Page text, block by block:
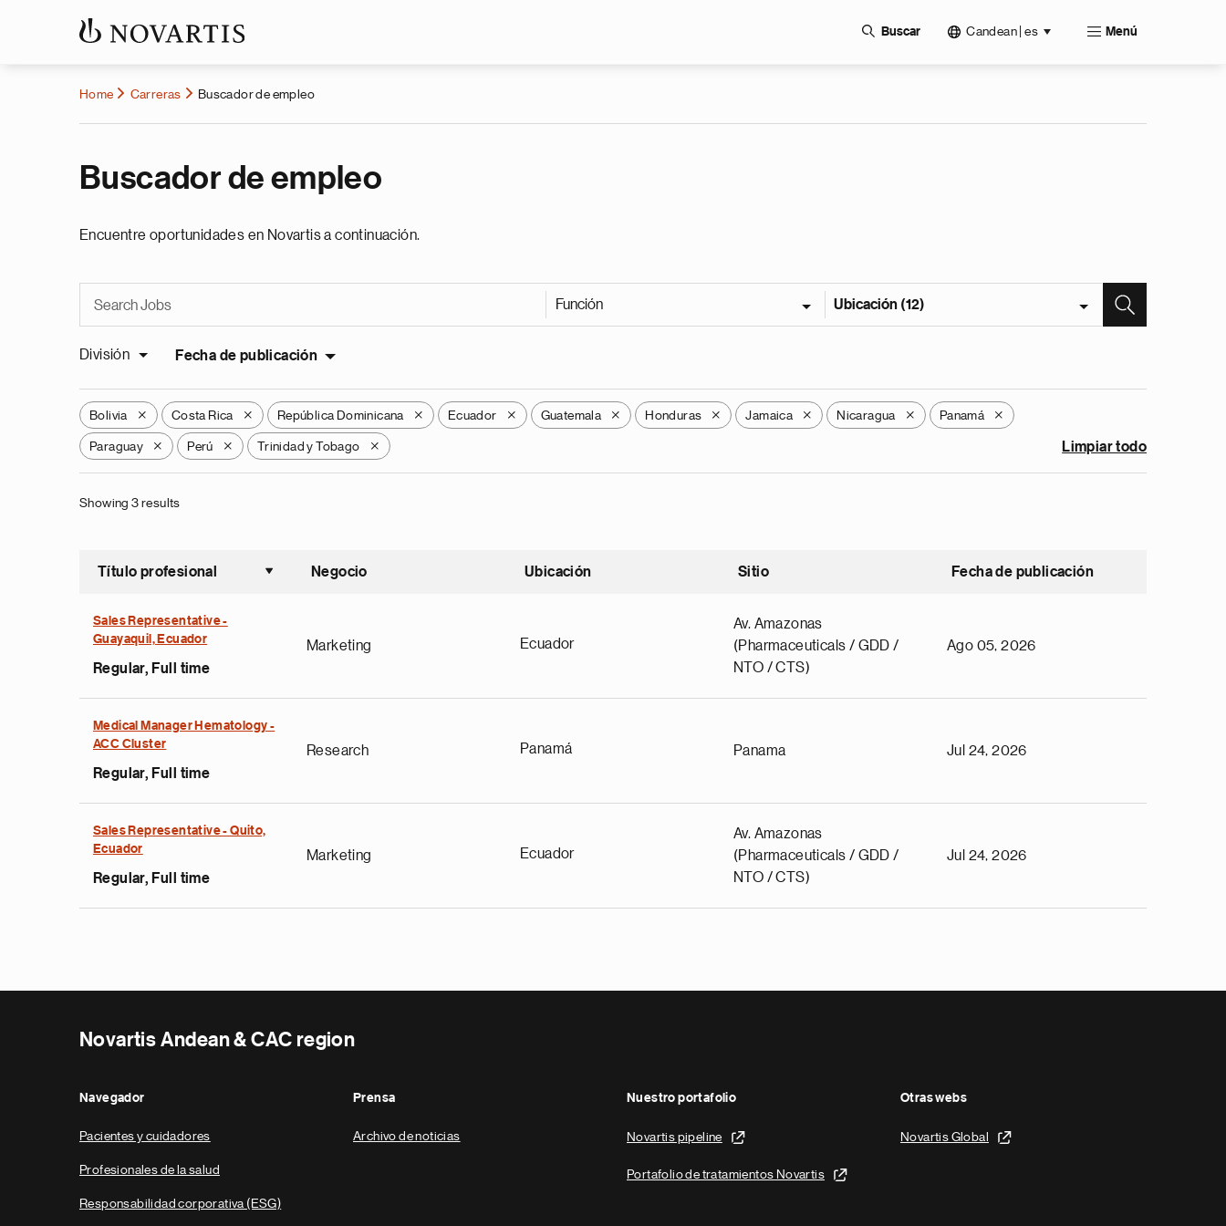
Buscar Candean | es Menú
Home Carreras Buscador de empleo
Buscador de empleo
Encuentre oportunidades en Novartis a continuación.
Función Ubicación (12)
División Fecha de publicación
Bolivia X Costa Rica X República Dominicana X Ecuador X Guatemala X Honduras X Jamaica X Nicaragua X Panamá X
Paraguay X Perú X Trinidad y Tobago X Limpiar todo
Showing 3 results
Título profesional
Ordenar ascendente
Negocio Ubicación Sitio Fecha de publicación
Sales Representative -
Guayaquil, Ecuador
Regular, Full time
Marketing Ecuador
Av. Amazonas
(Pharmaceuticals / GDD /
NTO / CTS)
Ago 05, 2026
Medical Manager Hematology -
ACC Cluster
Regular, Full time
Research Panamá Panama Jul 24, 2026
Sales Representative - Quito,
Ecuador
Regular, Full time
Marketing Ecuador
Av. Amazonas
(Pharmaceuticals / GDD /
NTO / CTS)
Jul 24, 2026
Novartis Andean & CAC region
Navegador
Pacientes y cuidadores
Profesionales de la salud
Responsabilidad corporativa (ESG)
Prensa
Archivo de noticias
Nuestro portafolio
Novartis pipeline
Portafolio de tratamientos Novartis
Otras webs
Novartis Global